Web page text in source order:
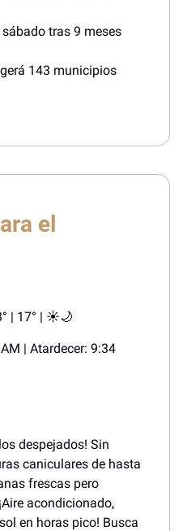
tras 9 meses
143 municipios
el
| 17° | ☀️🌙
| Atardecer: 9:34
despejados! Sin
caniculares de hasta
frescas pero
acondicionado,
en horas pico! Busca